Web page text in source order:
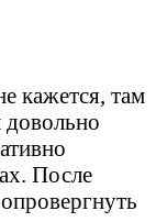
кажется, там
довольно
После